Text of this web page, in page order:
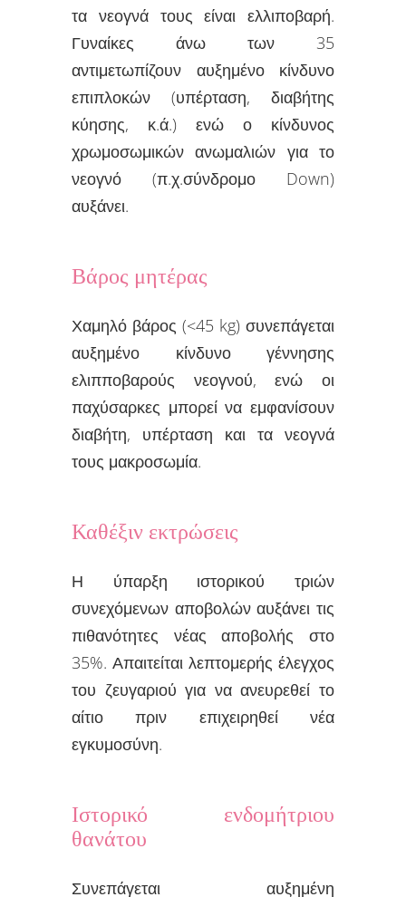
τα νεογνά τους είναι ελλιποβαρή.
Γυναίκες άνω των 35
αντιμετωπίζουν αυξημένο κίνδυνο
επιπλοκών (υπέρταση, διαβήτης
κύησης, κ.ά.) ενώ ο κίνδυνος
χρωμοσωμικών ανωμαλιών για το
νεογνό (π.χ.σύνδρομο Down)
αυξάνει.
Βάρος μητέρας
Χαμηλό βάρος (<45 kg) συνεπάγεται
αυξημένο κίνδυνο γέννησης
ελιπποβαρούς νεογνού, ενώ οι
παχύσαρκες μπορεί να εμφανίσουν
διαβήτη, υπέρταση και τα νεογνά
τους μακροσωμία.
Καθέξιν εκτρώσεις
Η ύπαρξη ιστορικού τριών
συνεχόμενων αποβολών αυξάνει τις
πιθανότητες νέας αποβολής στο
35%. Απαιτείται λεπτομερής έλεγχος
του ζευγαριού για να ανευρεθεί το
αίτιο πριν επιχειρηθεί νέα
εγκυμοσύνη.
Ιστορικό ενδομήτριου
θανάτου
Συνεπάγεται αυξημένη